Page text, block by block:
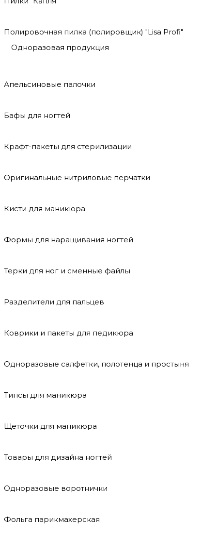
Полировочная пилка (полировщик) "Lisa Profi"
Одноразовая продукция
Апельсиновые палочки
Бафы для ногтей
Крафт-пакеты для стерилизации
Оригинальные нитриловые перчатки
Кисти для маникюра
Формы для наращивания ногтей
Терки для ног и сменные файлы
Разделители для пальцев
Коврики и пакеты для педикюра
Одноразовые салфетки, полотенца и простыня
Типсы для маникюра
Щеточки для маникюра
Товары для дизайна ногтей
Одноразовые воротнички
Фольга парикмахерская